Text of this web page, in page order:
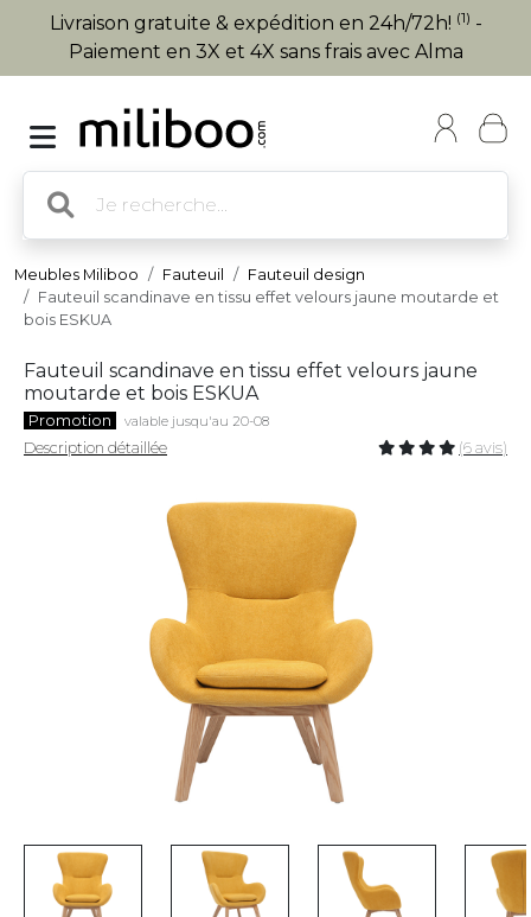
Livraison gratuite & expédition en 24h/72h! (1) -
Paiement en 3X et 4X sans frais avec Alma
Meubles Miliboo Fauteuil
Fauteuil design
Fauteuil scandinave en tissu effet velours jaune moutarde et
bois ESKUA
Fauteuil scandinave en tissu effet velours jaune
moutarde et bois ESKUA
Promotion valable jusqu'au 20-08
Description détaillée (6 avis)